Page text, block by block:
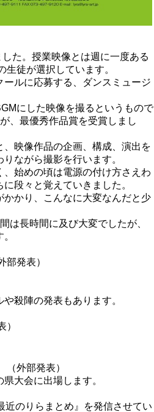
た。授業映像とは週に一度ある
徒が選択しています。
ルに応募する、ダンスミュージ
にした映像を撮るというもので
、最優秀作品賞を受賞しまし
映像作品の企画、構成、演出を
ながら撮影を行います。
始めの頃は電源の付け方さえわ
段々と覚えていきました。
かり、こんなに大変なんだと少
は長時間に及び大変でしたが、
発表）
や殺陣の発表もあります。
外部発表）
大会に出場します。
のりらまとめ』を発信させてい